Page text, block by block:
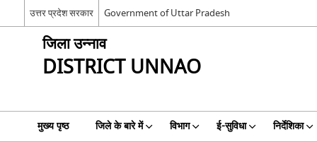
उत्तर प्रदेश सरकार Government of Uttar Pradesh
जिला उन्नाव
DISTRICT UNNAO
मुख्य पृष्ठ जिले के बारे में विभाग ई-सुविधा निर्देशिका